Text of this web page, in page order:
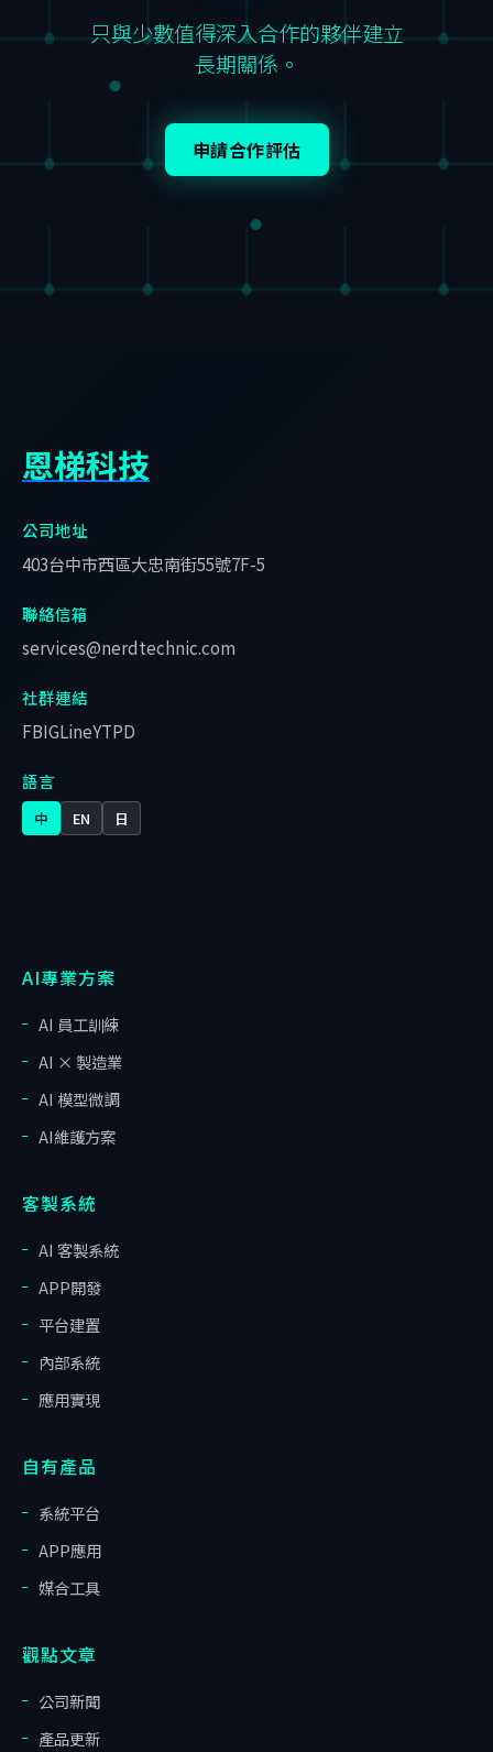
只與少數值得深入合作的夥伴建立
長期關係。
申請合作評估
恩梯科技
公司地址
403台中市西區大忠南街55號7F-5
聯絡信箱
services@nerdtechnic.com
社群連結
FBIGLineYTPD
語言
中 EN 日
AI專業方案
AI 員工訓練
AI × 製造業
AI 模型微調
AI維護方案
客製系統
AI 客製系統
APP開發
平台建置
內部系統
應用實現
自有產品
系統平台
APP應用
媒合工具
觀點文章
公司新聞
產品更新